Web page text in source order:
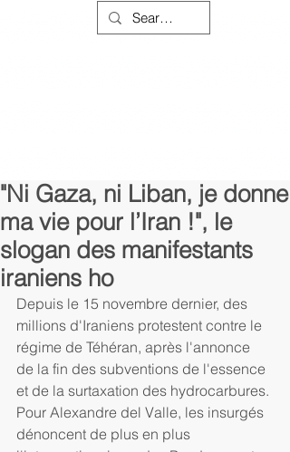
"Ni Gaza, ni Liban, je donne
ma vie pour l’Iran !", le
slogan des manifestants
iraniens ho
Depuis le 15 novembre dernier, des
millions d'Iraniens protestent contre le
régime de Téhéran, après l'annonce
de la fin des subventions de l'essence
et de la surtaxation des hydrocarbures.
Pour Alexandre del Valle, les insurgés
dénoncent de plus en plus